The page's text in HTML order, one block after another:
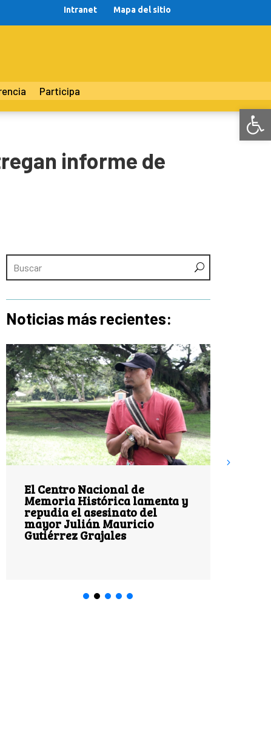
Intranet Mapa del sitio
Participa
informe de
Noticias más recientes:
El Centro Nacional de
Memoria Histórica lamenta y
repudia el asesinato del
mayor Julián Mauricio
Gutiérrez Grajales